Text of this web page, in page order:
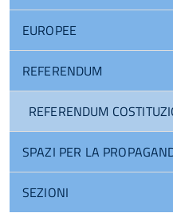
EUROPEE
REFERENDUM
REFERENDUM
SPAZI PER LA
SEZIONI